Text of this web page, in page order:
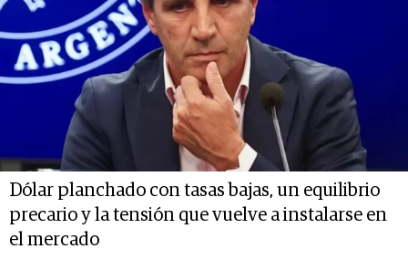
Dólar planchado con tasas bajas, un equilibrio
precario y la tensión que vuelve a instalarse en
el mercado